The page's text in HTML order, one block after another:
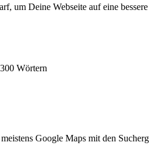
um Deine Webseite auf eine
Wörtern
Google Maps mit den